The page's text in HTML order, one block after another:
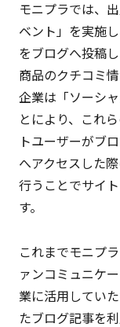
モニプラでは、
ベント」を実施
をブログへ投稿
商品のクチコミ
企業は「ソーシ
とにより、これ
トユーザーがブ
へアクセスした
行うことでサイ
す。
これまでモニプ
ァンコミュニケ
業に活用してい
たブログ記事を